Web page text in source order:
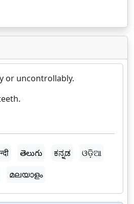
or uncontrollably.
తెలుగు ಕನ್ನಡ
ଓଡ଼ିଆ
മലയാളം